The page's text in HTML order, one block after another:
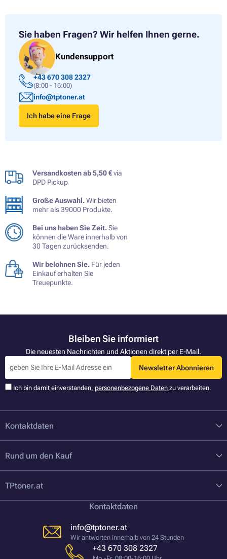
Sie haben Fragen? Wir helfen Ihnen gerne.
Kundensupport
+43 670 308 2327
(8:00 - 16:00)
info@tptoner.at
Ich habe eine Frage
Versandkosten ab 5,50 €via
DPD Pickup
Große Auswahl.Wir bieten
mehr als 39000 Produkte.
Bei uns haben Sie Zeit.Sie
können die Ware innerhalb von
30 Tagen zurücksenden.
Wir belohnen Sie. Für jeden
Einkauf erhalten Sie
Treuepunkte.
Bleiben Sie informiert
Die neuesten Nachrichten und Aktionen direkt per E-Mail.
Newsletter Abonnieren
Ich bin damit einverstanden, personenbezogene Daten zu verarbeiten.
Kontaktdaten
Rund um den Kauf
TPtoner.at
Kontaktdaten
info@tptoner.at
Wir antworten innerhalb von 24 Stunden
+43 670 308 2327